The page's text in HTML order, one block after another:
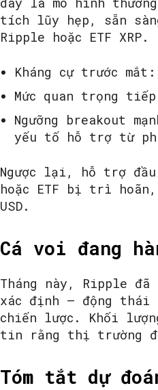
tích lũy hẹp, sẵn
Ripple hoặc ETF XRP.
Kháng cự trước mắt:
Mức quan trọng
Ngưỡng breakout
yếu tố hỗ trợ từ
Ngược lại, hỗ trợ
hoặc ETF bị trì
USD.
Cá voi đang
Tháng này, Ripple
xác định – động thái
chiến lược. Khối
tin rằng thị trường
Tóm tắt dự